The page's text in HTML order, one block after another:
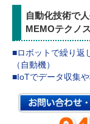
自動化技術で
MEMOテクノス
■ロボットで繰り返
（自動機）
■IoTでデータ収集